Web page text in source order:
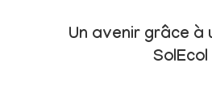
Un avenir grâce à
SolEcol